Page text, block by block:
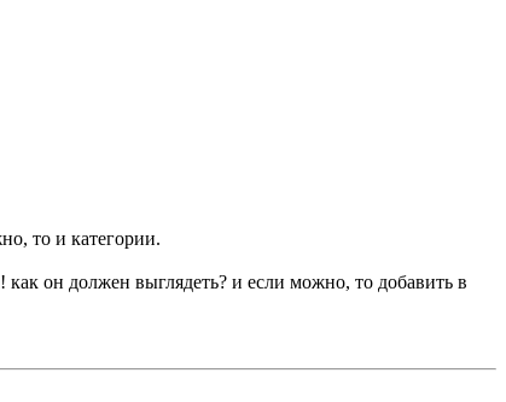
то и категории.
он должен выглядеть? и если можно, то добавить в